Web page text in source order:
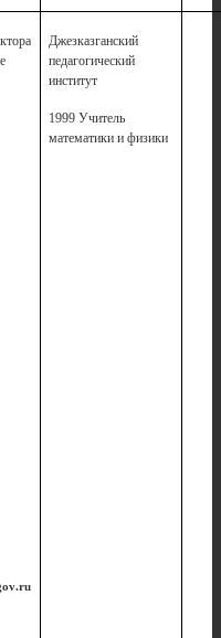
.ru
Джезказганский
педагогический
институт
1999 Учитель
математики и физики